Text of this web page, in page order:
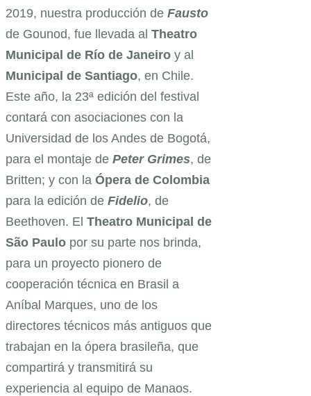
2019, nuestra producción de Fausto
de Gounod, fue llevada al Theatro
Municipal de Río de Janeiro y al
Municipal de Santiago, en Chile.
Este año, la 23ª edición del festival
contará con asociaciones con la
Universidad de los Andes de Bogotá,
para el montaje de Peter Grimes, de
Britten; y con la Ópera de Colombia
para la edición de Fidelio, de
Beethoven. El Theatro Municipal de
São Paulo por su parte nos brinda,
para un proyecto pionero de
cooperación técnica en Brasil a
Aníbal Marques, uno de los
directores técnicos más antiguos que
trabajan en la ópera brasileña, que
compartirá y transmitirá su
experiencia al equipo de Manaos.